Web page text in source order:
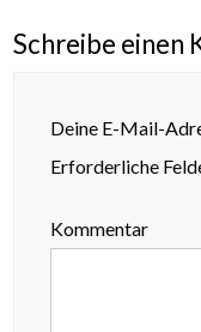
Schreibe einen
Deine E-Mail-
Erforderliche
Kommentar